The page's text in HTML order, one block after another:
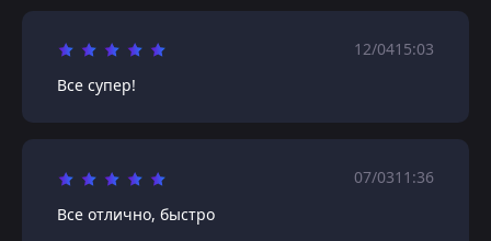
12/0415:03
Все супер!
07/0311:36
Все отлично, быстро